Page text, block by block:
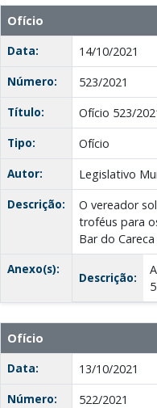
Ofício
Data:
14/10/2021
Número:
523/2021
Título:
Ofício 523/
Tipo:
Ofício
Autor:
Legislativo
Descrição:
O vereador
troféus para
Bar do
Anexo(s):
Descrição:
Ofício
Data:
13/10/2021
Número:
522/2021